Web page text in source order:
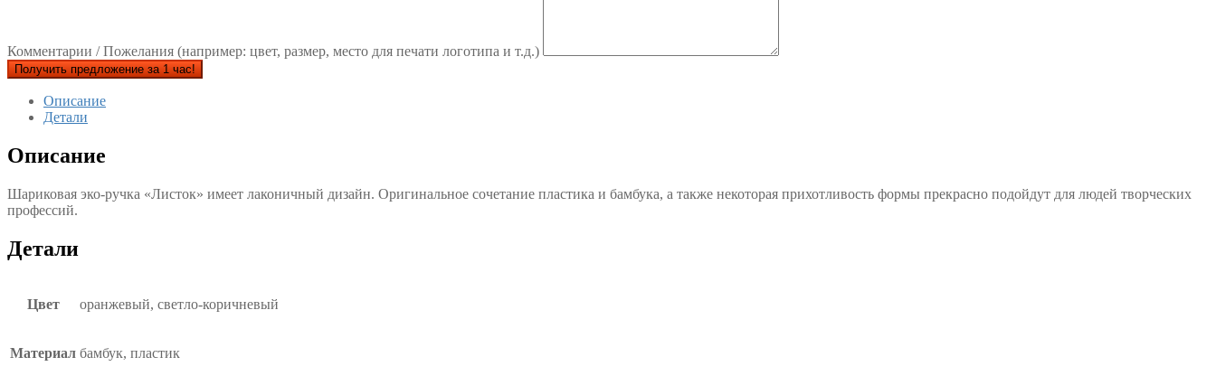
Комментарии / Пожелания (например: цвет, размер, место для печати логотипа и т.д.)
Получить предложение за 1 час!
Описание
Детали
Описание
Шариковая эко-ручка «Листок» имеет лаконичный дизайн. Оригинальное сочетание пластика и бамбука, а также некоторая прихотливость формы прекрасно подойдут для людей творческих
профессий.
Детали
Цвет оранжевый, светло-коричневый
Материал бамбук, пластик